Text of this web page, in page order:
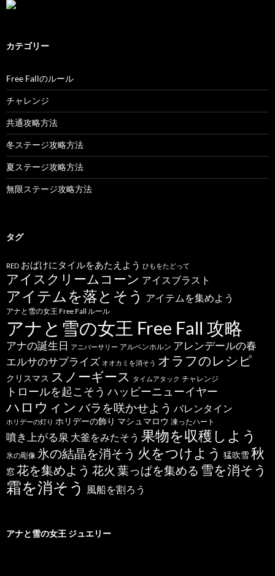
カテゴリー
Free Fallのルール
チャレンジ
共通攻略方法
冬ステージ攻略方法
夏ステージ攻略方法
無限ステージ攻略方法
タグ
RED おばけにタイルをあたえよう ひもをたどって
アイスクリームコーン アイスブラスト
アイテムを落とそう アイテムを集めよう
アナと雪の女王 Free Fall ルール
アナと雪の女王 Free Fall 攻略
アナの誕生日 アニバーサリー アルペンホルン アレンデールの春
エルサのサプライズ オオカミを消そう オラフのレシピ
クリスマス スノーギース タイムアタック チャレンジ
トロールを起こそう ハッピーニューイヤー
ハロウィン バラを咲かせよう バレンタイン
ホリデーの灯り ホリデーの飾り マシュマロウ 凍ったハート
噴き上がる泉 大釜をみたそう 果物を収穫しよう
氷の彫像 氷の結晶を消そう 火をつけよう 猛吹雪秋
窓花を集めよう 花火 葉っぱを集める 雪を消そう
霜を消そう 風船を割ろう
アナと雪の女王 ジュエリー